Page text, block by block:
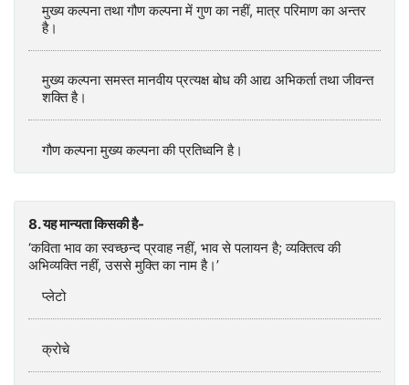
मुख्य कल्पना तथा गौण कल्पना में गुण का नहीं, मात्र परिमाण का अन्तर
है।
मुख्य कल्पना समस्त मानवीय प्रत्यक्ष बोध की आद्य अभिकर्ता तथा जीवन्त
शक्ति है।
गौण कल्पना मुख्य कल्पना की प्रतिध्वनि है।
8. यह मान्यता किसकी है-
‘कविता भाव का स्वच्छन्द प्रवाह नहीं, भाव से पलायन है; व्यक्तित्व की
अभिव्यक्ति नहीं, उससे मुक्ति का नाम है।’
प्लेटो
क्रोचे